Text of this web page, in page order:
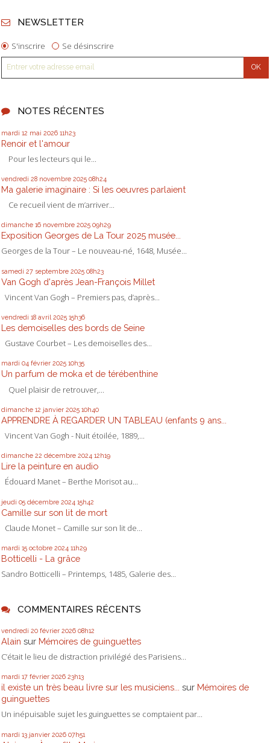
NEWSLETTER
S'inscrire Se désinscrire
NOTES RÉCENTES
mardi 12 mai 2026 11h23
Renoir et l'amour
Pour les lecteurs qui le...
vendredi 28 novembre 2025 08h24
Ma galerie imaginaire : Si les oeuvres parlaient
Ce recueil vient de m’arriver...
dimanche 16 novembre 2025 09h29
Exposition Georges de La Tour 2025 musée...
Georges de la Tour – Le nouveau-né, 1648, Musée...
samedi 27 septembre 2025 08h23
Van Gogh d'après Jean-François Millet
Vincent Van Gogh – Premiers pas, d’après...
vendredi 18 avril 2025 15h36
Les demoiselles des bords de Seine
Gustave Courbet – Les demoiselles des...
mardi 04 février 2025 10h35
Un parfum de moka et de térébenthine
Quel plaisir de retrouver,...
dimanche 12 janvier 2025 10h40
APPRENDRE À REGARDER UN TABLEAU (enfants 9 ans...
Vincent Van Gogh - Nuit étoilée, 1889,...
dimanche 22 décembre 2024 12h19
Lire la peinture en audio
Édouard Manet – Berthe Morisot au...
jeudi 05 décembre 2024 15h42
Camille sur son lit de mort
Claude Monet – Camille sur son lit de...
mardi 15 octobre 2024 11h29
Botticelli - La grâce
Sandro Botticelli – Printemps, 1485, Galerie des...
COMMENTAIRES RÉCENTS
vendredi 20 février 2026 08h12
Alain sur Mémoires de guinguettes
C’était le lieu de distraction privilégié des Parisiens...
mardi 17 février 2026 23h13
il existe un très beau livre sur les musiciens... sur Mémoires de
guinguettes
Un inépuisable sujet les guinguettes se comptaient par...
mardi 13 janvier 2026 07h51